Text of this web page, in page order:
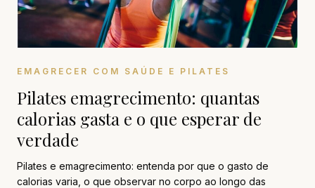
EMAGRECER COM SAÚDE E PILATES
Pilates emagrecimento: quantas
calorias gasta e o que esperar de
verdade
Pilates e emagrecimento: entenda por que o gasto de
calorias varia, o que observar no corpo ao longo das